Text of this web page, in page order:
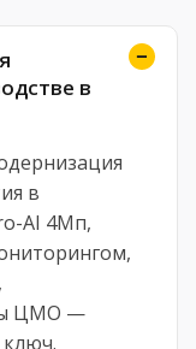
в
в
AI 4Мп,
ЦМО —
ключ.